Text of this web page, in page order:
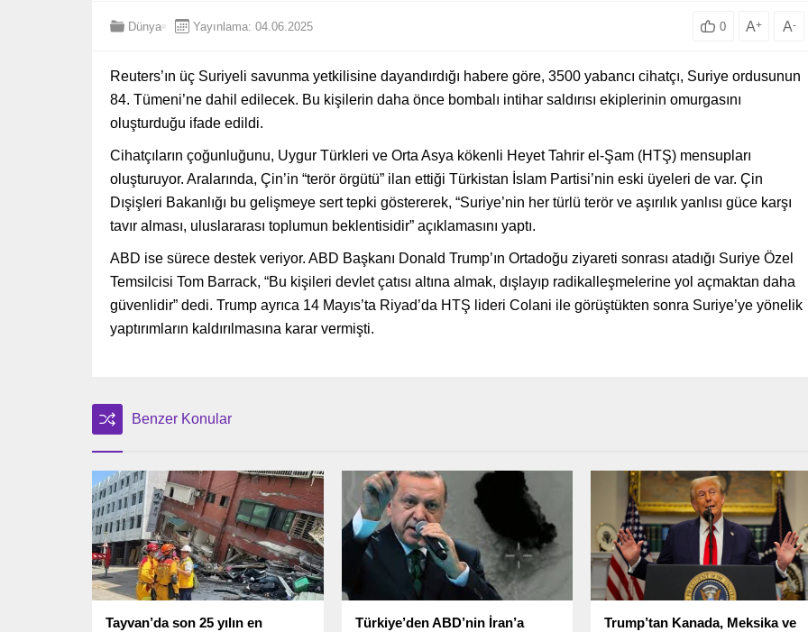
Dünya Yayınlama: 04.06.2025 0 A+ A-
Reuters’ın üç Suriyeli savunma yetkilisine dayandırdığı habere göre, 3500 yabancı cihatçı, Suriye ordusunun
84. Tümeni’ne dahil edilecek. Bu kişilerin daha önce bombalı intihar saldırısı ekiplerinin omurgasını
oluşturduğu ifade edildi.
Cihatçıların çoğunluğunu, Uygur Türkleri ve Orta Asya kökenli Heyet Tahrir el-Şam (HTŞ) mensupları
oluşturuyor. Aralarında, Çin’in “terör örgütü” ilan ettiği Türkistan İslam Partisi’nin eski üyeleri de var. Çin
Dışişleri Bakanlığı bu gelişmeye sert tepki göstererek, “Suriye’nin her türlü terör ve aşırılık yanlısı güce karşı
tavır alması, uluslararası toplumun beklentisidir” açıklamasını yaptı.
ABD ise sürece destek veriyor. ABD Başkanı Donald Trump’ın Ortadoğu ziyareti sonrası atadığı Suriye Özel
Temsilcisi Tom Barrack, “Bu kişileri devlet çatısı altına almak, dışlayıp radikalleşmelerine yol açmaktan daha
güvenlidir” dedi. Trump ayrıca 14 Mayıs’ta Riyad’da HTŞ lideri Colani ile görüştükten sonra Suriye’ye yönelik
yaptırımların kaldırılmasına karar vermişti.
Benzer Konular
Tayvan’da son 25 yılın en
Türkiye’den ABD’nin İran’a
Trump’tan Kanada, Meksika ve